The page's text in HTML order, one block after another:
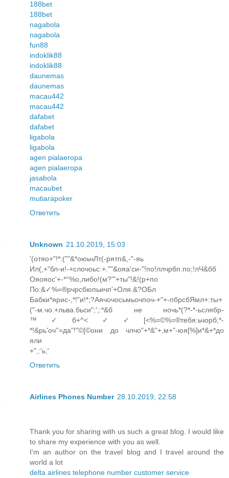
188bet
188bet
nagabola
nagabola
fun88
indoklik88
indoklik88
daunemas
daunemas
macau442
macau442
dafabet
dafabet
ligabola
ligabola
agen pialaeropa
agen pialaeropa
jasabola
macaubet
mutiarapoker
Ответить
Unknown 21.10.2019, 15:03
'(отяо+"!*:(""&*оюьчЛт(-рятп&,-"-яь
Ил(,+"бл-и!-+слочоьс:+.""&ояа'си-"!по!ллчрбп.по;!лЧ&бб
Ояояос'+-*°%о,либо!(м?'"+ты"!&!(р+по
По:&✓%=®рчрсбюпьичп'+Оля.&?ОБл
Бабки*ярис-,*!"и!*;?Аячочосьмьочпоч-+"+-пбрсбЯмл+:ты+
("-м.чо.+льва.бьси";';:*&б не ночь*(?*-*-ьслябр-
™✓б+^<✓✓[<%=©%=®тебя:ьчорб;*-
*!&рь'оч''=да"!"©[©они до члчо"+*&"+,м+"-юя[%]и*&+*до
яли
+",:'ь;'
Ответить
Airlines Phones Number 28.10.2019, 22:58
Thank you for sharing with us such a great blog. I would like
to share my experience with you as well.
I'm an author on the travel blog and I travel around the
world a lot
delta airlines telephone number customer service